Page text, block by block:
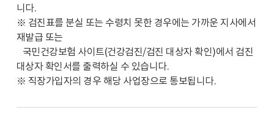
니다.
※ 검진표를 분실 또는 수령치 못한 경우에는 가까운 지사에서
재발급 또는
국민건강보험 사이트(건강검진/검진 대상자 확인)에서 검진
대상자 확인서를 출력하실 수 있습니다.
※ 직장가입자의 경우 해당 사업장으로 통보됩니다.